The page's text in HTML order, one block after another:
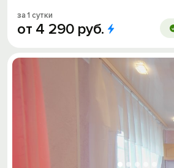
за 1 сутки
от 4 290 руб.